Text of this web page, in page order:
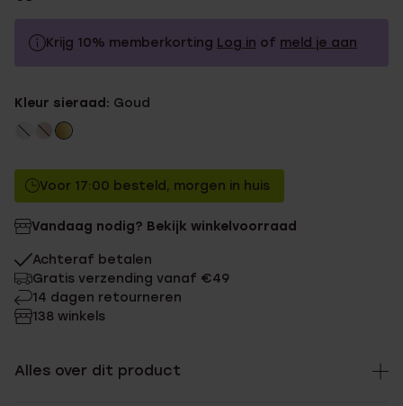
Krijg 10% memberkorting Log in of meld je aan
Zonder memberkorting
Kleur sieraad: Goud
Voor 17:00 besteld, morgen in huis
Vandaag nodig? Bekijk winkelvoorraad
Achteraf betalen
Gratis verzending vanaf €49
14 dagen retourneren
138 winkels
Alles over dit product